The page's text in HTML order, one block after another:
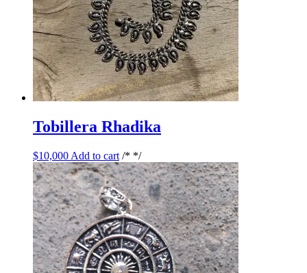
Tobillera Rhadika
$10,000 Add to cart /* */